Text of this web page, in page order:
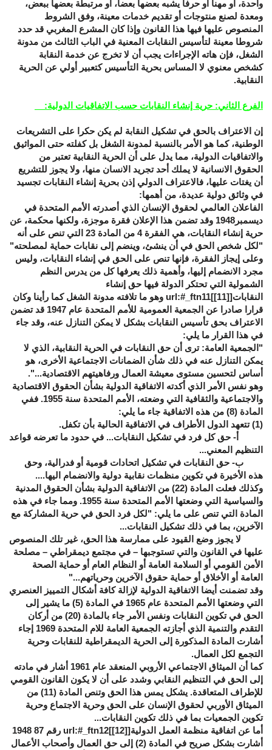
واحدة، أو مهنا أو حرفا يشبه بعضها بعضا، أو مرتبطة بعضها ببعض،
ومعدة لصنع منتوجات أو تقديم خدمات معينة، وفق الشروط
المنصوص عليها فيها هذا القانون وإذا كان المشرع المغربي قد حدد
شروطا معينة لتأسيس النقابات المعنية في الباب الثالث من مدونة
الشغل، فإن هاته الإجراءات يجب أن لا تخرج عن خدمة النقابة
كشخص معنوي لا المساس بحرية التأسيس كتعبير أولي عن الحرية
النقابية.
الفرع الثاني: حرية إنشاء النقابات حسب الاتفاقيات الدولية:
إن الاعتراف بالحق في تشكيل النقابة لم يكن حكرا على التشريعات
الوطنية، كما هو الأمر بالنسبة لمدونة الشغل بل كفلته حتى المواثيق
والاتفاقيات الدولية، مما يدل على أن الحرية النقابية تعتبر من
الحقوق الانسانية لا يملك أحد تجريد الانسان منها، ولا يجوز للتشريع
أن يغتات عليها، فالاعتراف الدولي إذن بحرية إنشاء النقابات تجسيد
في وثائق دولية عديدة، من أهمها:
الفاعلان العالمي لحقوق الإنسان الذي أصدرته الأمم المتحدة في
ديسمبر1948 وقد تضمن هذا الإعلان فقرة موجزة، ولكنها محكمة، عن
حرية إنشاء النقابات، هي الفقرة 4 من المادة 23 التي تنص على أنه
"لكل شخص الحق في أن ينشئ، وينضم إلى نقابات حماية لمصلحته"
وعلى إيجاز الفقرة، فإنها تنص على الحق في إنشاء النقابات، وليس
مجرد الانضمام إليها، وأهمية ذلك يعرفها كل من يدرس النظم
الشمولية التي تحتكر الدولة فيها حق إنشاء
النقابات[[11]
]url:#_ftn11 وهو ما تلافته مدونة الشغل كما رأينا وكان
قرارا صادرا عن الجمعية العمومية للأمم المتحدة عام 1947 قد تضمن
الاعتراف بحق تأسيس النقابات بشكل لا يمكن التنازل عنه، وقد جاء
في هذا القرار ما يلي:
"الجمعية العامة: ترى أن حق النقابات في الحرية النقابية، الذي لا
يمكن التنازل عنه في ذلك شأن الضمانات الاجتماعية الأخرى، هو
أساس لتحسين مستوى معيشة العمال ورفاهيتهم الاقتصادية...".
وهو نفس الأمر الذي أكدته الاتفاقية الدولية بشأن الحقوق الاقتصادية
والاجتماعية والثقافية التي وضعته، الأمم المتحدة سنة 1955. ففي
المادة (8) من هذه الاتفاقية جاء ما يلي:
(1) تتعهد الدول الأطراف في الاتفاقية الحالية بأن تكفل.
أ- حق كل فرد في تشكيل النقابات... في حدود ما تعرضه قواعد
التنظيم المعني...
ب- حق النقابات في تشكيل اتحادات قومية أو فدرالية، وحق
هذه الأخيرة في تكوين منظمات نقابية دولية والانضمام اليها....
وكذلك فعلت المادة (22) من الاتفاقية الدولية بشأن الحقوق المدنية
والسياسية التي وضعتها الأمم المتحدة سنة 1955. ومما جاء في هذه
المادة التي تنص على ما يلي: "لكل فرد الحق في حرية المشاركة مع
الآخرين، بما في ذلك تشكيل النقابات...
لا يجوز وضع القيود على ممارسة هذا الحق، غير تلك المنصوص
عليها في القانون والتي تستوجبها – في مجتمع ديمقراطي – مصلحة
الأمن القومي أو السلامة العامة أو النظام العام أو حماية الصحة
العامة أو الأخلاق أو حماية حقوق الآخرين وحرياتهم..."
وقد تضمنت أيضا الاتفاقية الدولية لإزالة كافة أشكال التمييز العنصري
التي وضعتها الأمم المتحدة عام 1965 في المادة (5) ما يشير إلى
الحق في تكوين النقابات ونفس الأمر جاء بالمادة (20) من أركان
التقدم والتنمية الذي أجازته الجمعية العامة للام المتحدة 1969 إجاء
أشارت المادة المذكورة إلى الحرية الديمقراطية للنقابات وحرية
التجمع لكل العمال.
كما أن الميثاق الاجتماعي الأروبي المنعقد عام 1961 أشار في مادته
إلى الحق في التنظيم النقابي وشدد على أن لا يكون القانون القومي
للإطراف المتعاقدة. يشكل يمس هذا الحق وتنص المادة (11) من
الميثاق الأوربي لحقوق الإنسان على الحق وحرية الاجتماع وحرية
تكوين الجمعيات بما في ذلك تكوين النقابات...
أما عن اتفاقية منظمة العمل الدولية[[12]
]url:#_ftn12 رقم 87 1948
أشارت بشكل صريح في المادة (2) إلى حق العمال وأصحاب الأعمال